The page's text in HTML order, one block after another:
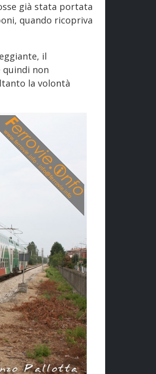
già stata portata
quando ricopriva
il
non
la volontà